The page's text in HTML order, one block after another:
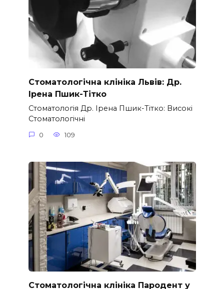
Стоматологічна клініка Львів: Др.
Ірена Пшик-Тітко
Стоматологія Др. Ірена Пшик-Тітко: Високі
Стоматологічні
0 109
Стоматологічна клініка Пародент у